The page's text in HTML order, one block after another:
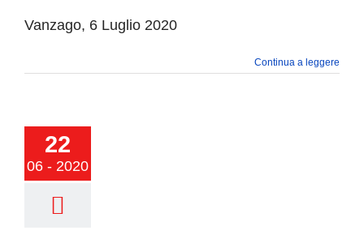
Vanzago, 6 Luglio 2020
Continua a leggere
22
06 - 2020